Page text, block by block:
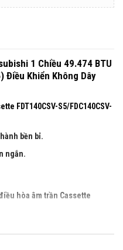
1 Chiều 49.474 BTU
Điều Khiển Không Dây
FDT140CSV-S5/FDC140CSV-
bền bỉ.
ngắn.
hòa âm trần Cassette
49.474 BTU